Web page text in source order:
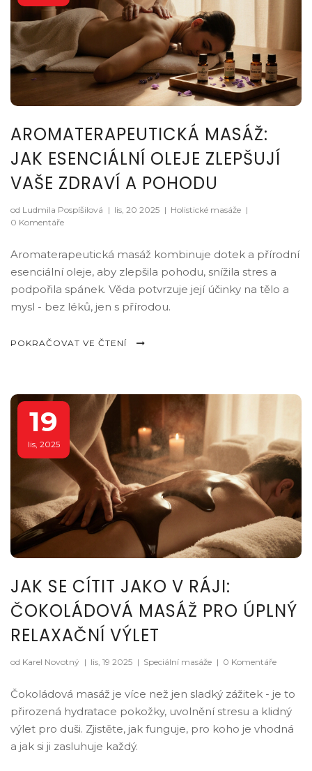
AROMATERAPEUTICKÁ MASÁŽ:
JAK ESENCIÁLNÍ OLEJE ZLEPŠUJÍ
VAŠE ZDRAVÍ A POHODU
od Ludmila Pospíšilová | lis, 20 2025 | Holistické masáže |
0 Komentáře
Aromaterapeutická masáž kombinuje dotek a přírodní
esenciální oleje, aby zlepšila pohodu, snížila stres a
podpořila spánek. Věda potvrzuje její účinky na tělo a
mysl - bez léků, jen s přírodou.
POKRAČOVAT VE ČTENÍ
19
lis, 2025
JAK SE CÍTIT JAKO V RÁJI:
ČOKOLÁDOVÁ MASÁŽ PRO ÚPLNÝ
RELAXAČNÍ VÝLET
od Karel Novotný | lis, 19 2025 | Speciální masáže | 0 Komentáře
Čokoládová masáž je více než jen sladký zážitek - je to
přirozená hydratace pokožky, uvolnění stresu a klidný
výlet pro duši. Zjistěte, jak funguje, pro koho je vhodná
a jak si ji zasluhuje každý.